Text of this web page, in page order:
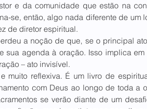
e da comunidade que estão na
se, então, algo nada diferente de um
de diretor espiritual.
a noção de que, se o principal
sua agenda à oração. Isso implica
– ato invisível.
muito reflexiva. É um livro de
com Deus ao longo de toda a
se verão diante de um